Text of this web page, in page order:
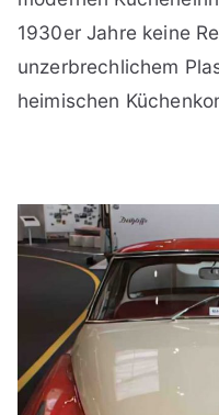
1930er Jahre keine
unzerbrechlichem
heimischen